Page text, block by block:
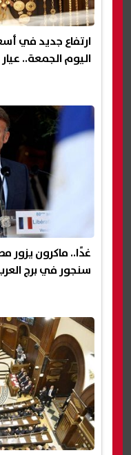
ارتفاع جديد في
اليوم الجمعة.. عيار 21 يسجل 7025 جنيهًا
غدًا.. ماكرون يزور
سنجور في برج